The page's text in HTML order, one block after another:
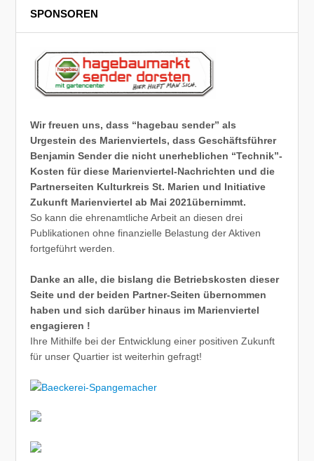
SPONSOREN
Wir freuen uns, dass “hagebau sender” als
Urgestein des Marienviertels, dass Geschäftsführer
Benjamin Sender die nicht unerheblichen “Technik”-
Kosten für diese Marienviertel-Nachrichten und die
Partnerseiten Kulturkreis St. Marien und Initiative
Zukunft Marienviertel ab Mai 2021übernimmt.
So kann die ehrenamtliche Arbeit an diesen drei
Publikationen ohne finanzielle Belastung der Aktiven
fortgeführt werden.
Danke an alle, die bislang die Betriebskosten dieser
Seite und der beiden Partner-Seiten übernommen
haben und sich darüber hinaus im Marienviertel
engagieren !
Ihre Mithilfe bei der Entwicklung einer positiven Zukunft
für unser Quartier ist weiterhin gefragt!